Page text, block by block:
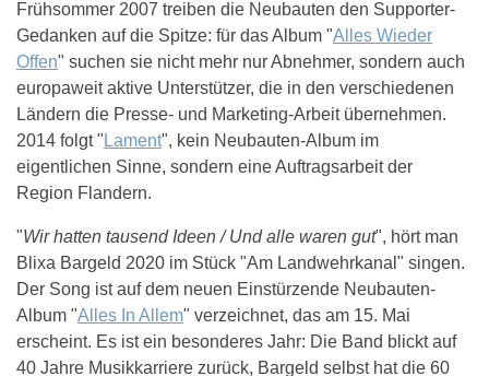
Frühsommer 2007 treiben die Neubauten den Supporter-
Gedanken auf die Spitze: für das Album "Alles Wieder
Offen" suchen sie nicht mehr nur Abnehmer, sondern auch
europaweit aktive Unterstützer, die in den verschiedenen
Ländern die Presse- und Marketing-Arbeit übernehmen.
2014 folgt " Lament", kein Neubauten-Album im
eigentlichen Sinne, sondern eine Auftragsarbeit der
Region Flandern.
"Wir hatten tausend Ideen / Und alle waren gut", hört man
Blixa Bargeld 2020 im Stück "Am Landwehrkanal" singen.
Der Song ist auf dem neuen Einstürzende Neubauten-
Album "Alles In Allem" verzeichnet, das am 15. Mai
erscheint. Es ist ein besonderes Jahr: Die Band blickt auf
40 Jahre Musikkarriere zurück, Bargeld selbst hat die 60